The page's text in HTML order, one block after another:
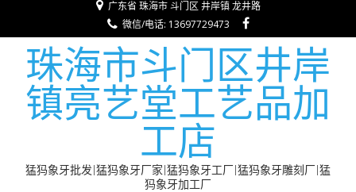
广东省 珠海市 斗门区 井岸镇 龙井路
微信/电话: 13697729473
珠海市斗门区井岸
镇亮艺堂工艺品加
工店
猛犸象牙批发|猛犸象牙厂家|猛犸象牙工厂|猛犸象牙雕刻厂|猛
犸象牙加工厂